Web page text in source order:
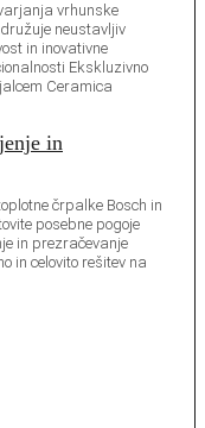
vrhunske
neustavljiv
in inovativne
Ekskluzivno
Ceramica
in
črpalke Bosch in
posebne pogoje
in prezračevanje
in celovito rešitev na